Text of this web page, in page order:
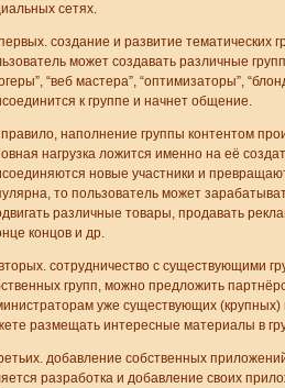
сетях.
создание и развитие тематических
может создавать различные
“веб мастера”, “оптимизаторы”,
к группе и начнет общение.
правило, наполнение группы контентом
нагрузка ложится именно на её
новые участники и
то пользователь может
различные товары, продавать
концов и др.
сотрудничество с существующими
групп, можно предложить
уже существующих
размещать интересные материалы в
добавление собственных
разработка и добавление своих